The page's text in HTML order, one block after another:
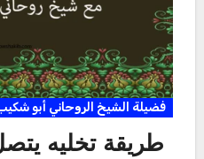
فضيلة الشيخ الروحاني أبو
طريقة تخليه